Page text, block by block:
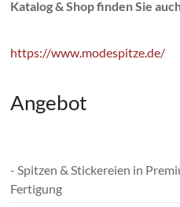
Katalog & Shop finden Sie
https://www.modespitze.de/
Angebot
- Spitzen & Stickereien in
Fertigung